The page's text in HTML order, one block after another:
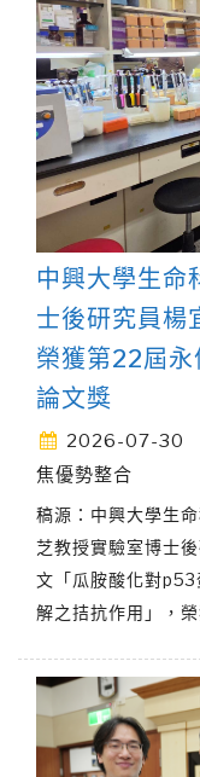
中興大學生命
士後研究員楊
榮獲第22屆永
論文獎
2026-07-30
焦優勢整合
稿源：中興大學生
芝教授實驗室博士
文「瓜胺酸化對
解之拮抗作用」，